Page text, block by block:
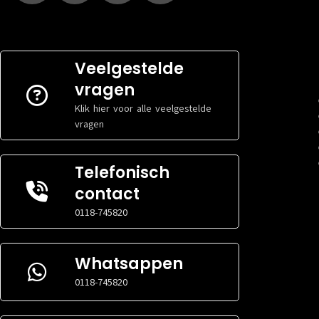
GEHEUGEN
PROCESSORNAAM
THREADS
8
PROCESSORFAMILIE Ryzen 3
Veelgestelde
vragen
Klik hier voor alle veelgestelde
vragen
Telefonisch
contact
0118-745820
Whatsappen
0118-745820